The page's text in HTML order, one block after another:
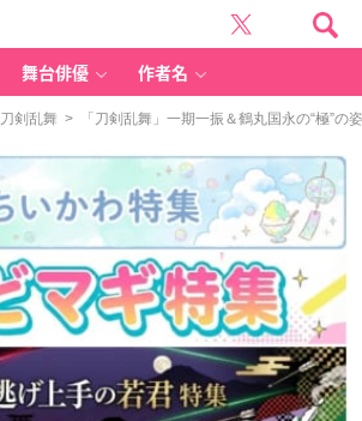
舞台俳優 作者名
刀剣乱舞 > 「刀剣乱舞」一期一振＆鶴丸国永の“極”